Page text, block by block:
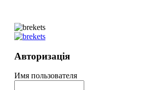
Авторизація
Имя пользователя